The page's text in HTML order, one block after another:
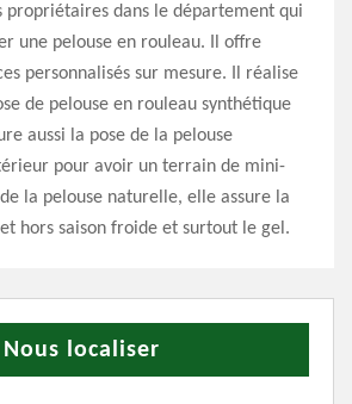
propriétaires dans le département qui
une pelouse en rouleau. Il offre
personnalisés sur mesure. Il réalise
de pelouse en rouleau synthétique
aussi la pose de la pelouse
pour avoir un terrain de mini-
la pelouse naturelle, elle assure la
et hors saison froide et surtout le gel.
Nous localiser